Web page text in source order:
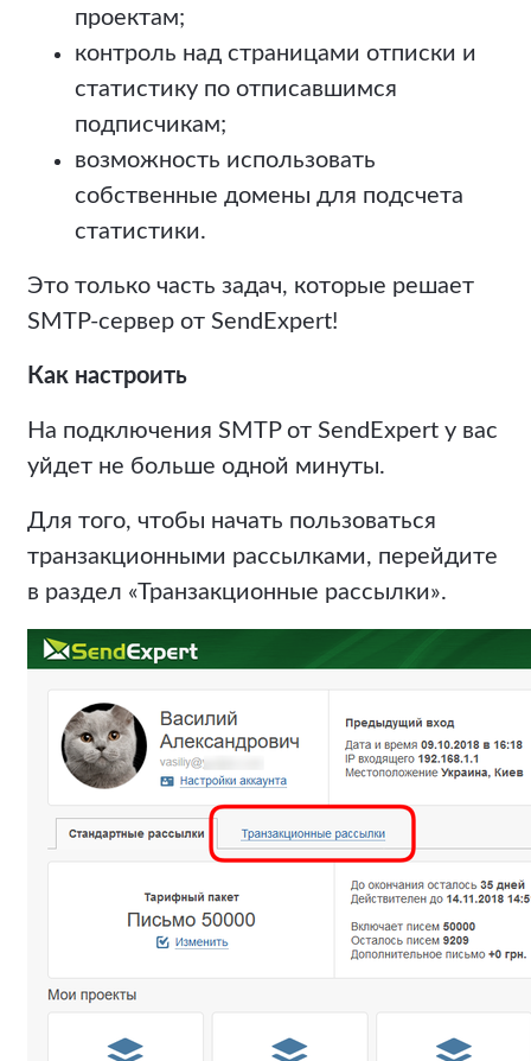
проектам;
контроль над страницами отписки и
статистику по отписавшимся
подписчикам;
возможность использовать
собственные домены для подсчета
статистики.
Это только часть задач, которые решает
SMTP-сервер от SendExpert!
Как настроить
На подключения SMTP от SendExpert у вас
уйдет не больше одной минуты.
Для того, чтобы начать пользоваться
транзакционными рассылками, перейдите
в раздел «Транзакционные рассылки».